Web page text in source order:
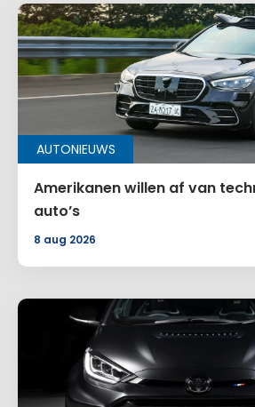
AUTONIEUWS
Amerikanen willen af van
auto’s
8 aug 2026